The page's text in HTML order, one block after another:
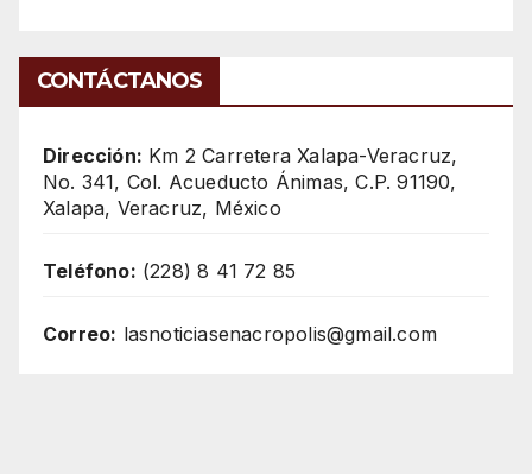
CONTÁCTANOS
Dirección: Km 2 Carretera Xalapa-Veracruz,
No. 341, Col. Acueducto Ánimas, C.P. 91190,
Xalapa, Veracruz, México
Teléfono: (228) 8 41 72 85
Correo: lasnoticiasenacropolis@gmail.com